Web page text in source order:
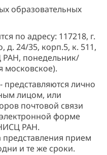
образовательных
по адресу: 117218, г.
д. 24/35, корп.5, к. 511,
понедельник/
московское).
лично
лицом, или
почтовой связи
форме
РАН.
представления прием
и те же сроки.